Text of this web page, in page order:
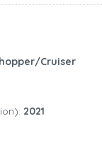
Cruiser
2021